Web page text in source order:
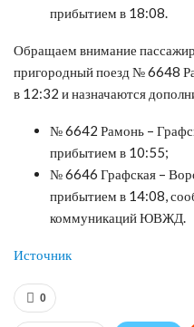
прибытием в 18:08.
Обращаем внимание
пригородный поезд № 6648
в 12:32 и назначаются
№ 6642 Рамонь –
прибытием в 10:55;
№ 6646 Графская –
прибытием в 14:08,
коммуникаций ЮВЖД.
Источник
0